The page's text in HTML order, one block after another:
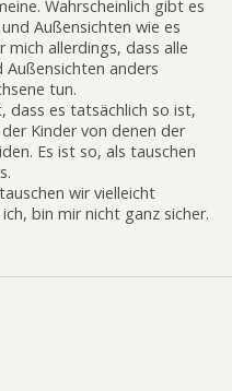
Wahrscheinlich gibt es
Außensichten wie es
mich allerdings, dass alle
Außensichten anders
tun.
dass es tatsächlich so ist,
Kinder von denen der
Es ist so, als tauschen
wir vielleicht
bin mir nicht ganz sicher.